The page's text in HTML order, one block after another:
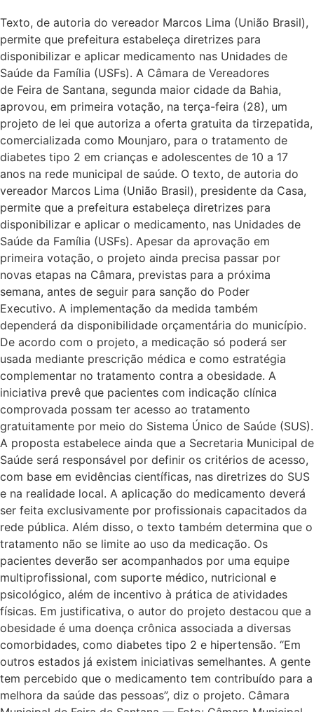
Texto, de autoria do vereador Marcos Lima (União Brasil),
permite que prefeitura estabeleça diretrizes para
disponibilizar e aplicar medicamento nas Unidades de
Saúde da Família (USFs). A Câmara de Vereadores
de Feira de Santana, segunda maior cidade da Bahia,
aprovou, em primeira votação, na terça-feira (28), um
projeto de lei que autoriza a oferta gratuita da tirzepatida,
comercializada como Mounjaro, para o tratamento de
diabetes tipo 2 em crianças e adolescentes de 10 a 17
anos na rede municipal de saúde. O texto, de autoria do
vereador Marcos Lima (União Brasil), presidente da Casa,
permite que a prefeitura estabeleça diretrizes para
disponibilizar e aplicar o medicamento, nas Unidades de
Saúde da Família (USFs). Apesar da aprovação em
primeira votação, o projeto ainda precisa passar por
novas etapas na Câmara, previstas para a próxima
semana, antes de seguir para sanção do Poder
Executivo. A implementação da medida também
dependerá da disponibilidade orçamentária do município.
De acordo com o projeto, a medicação só poderá ser
usada mediante prescrição médica e como estratégia
complementar no tratamento contra a obesidade. A
iniciativa prevê que pacientes com indicação clínica
comprovada possam ter acesso ao tratamento
gratuitamente por meio do Sistema Único de Saúde (SUS).
A proposta estabelece ainda que a Secretaria Municipal de
Saúde será responsável por definir os critérios de acesso,
com base em evidências científicas, nas diretrizes do SUS
e na realidade local. A aplicação do medicamento deverá
ser feita exclusivamente por profissionais capacitados da
rede pública. Além disso, o texto também determina que o
tratamento não se limite ao uso da medicação. Os
pacientes deverão ser acompanhados por uma equipe
multiprofissional, com suporte médico, nutricional e
psicológico, além de incentivo à prática de atividades
físicas. Em justificativa, o autor do projeto destacou que a
obesidade é uma doença crônica associada a diversas
comorbidades, como diabetes tipo 2 e hipertensão. “Em
outros estados já existem iniciativas semelhantes. A gente
tem percebido que o medicamento tem contribuído para a
melhora da saúde das pessoas”, diz o projeto. Câmara